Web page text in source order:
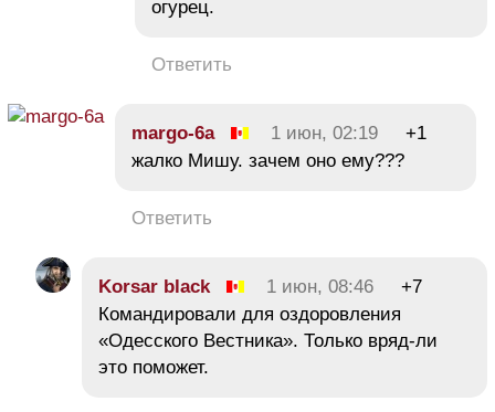
огурец.
Ответить
margo-6a 1 июн, 02:19
+1
жалко Мишу. зачем оно ему???
Ответить
Korsar black 1 июн, 08:46
+7
Командировали для оздоровления
«Одесского Вестника». Только вряд-ли
это поможет.